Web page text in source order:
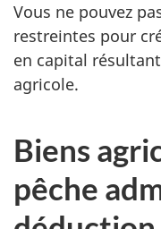
Vous ne pouvez
restreintes pour
en capital
agricole.
Biens
pêche